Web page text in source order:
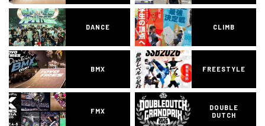
DANCE CLIMB
BMX FREESTYLE
FMX
DOUBLE
DUTCH